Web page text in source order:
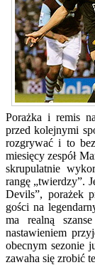
Porażka i remis
przed kolejnymi
rozgrywać i to
miesięcy zespół
skrupulatnie
rangę „twierdzy”.
Devils”, porażek
gości na
ma realną
nastawieniem
obecnym sezonie
zawaha się zrobić